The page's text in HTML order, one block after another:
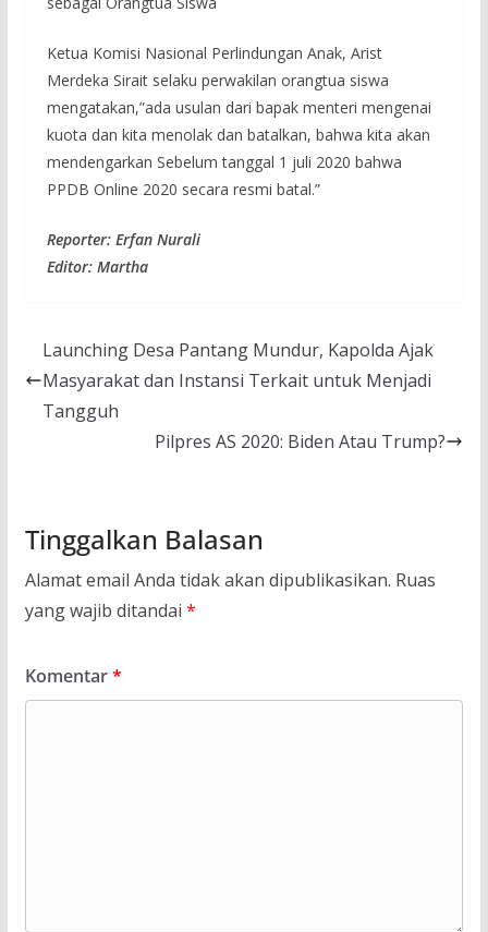
Ketua Komisi Nasional Perlindungan Anak, Arist
Merdeka Sirait selaku perwakilan orangtua siswa
mengatakan,”ada usulan dari bapak menteri mengenai
kuota dan kita menolak dan batalkan, bahwa kita akan
mendengarkan Sebelum tanggal 1 juli 2020 bahwa
PPDB Online 2020 secara resmi batal.”
Reporter: Erfan Nurali
Editor: Martha
Launching Desa Pantang Mundur, Kapolda Ajak
Masyarakat dan Instansi Terkait untuk Menjadi
Tangguh
Pilpres AS 2020: Biden Atau Trump?
Tinggalkan Balasan
Alamat email Anda tidak akan dipublikasikan. Ruas
yang wajib ditandai *
Komentar*